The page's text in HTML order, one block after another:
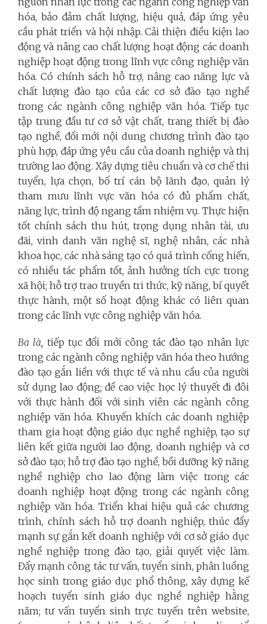
hóa, bảo đảm chất lượng, hiệu quả, đáp ứng yêu
cầu phát triển và hội nhập.Cải thiện điều kiện lao
động và nâng cao chất lượng hoạt động các doanh
nghiệp hoạt động trong lĩnh vựccông nghiệp văn
hóa.Có chính sách hỗ trợ, nâng cao năng lực và
chất lượng đào tạo của các cơ sở đào tạo nghề
trong các ngành công nghiệp văn hóa. Tiếp tục
tập trung đầu tư cơ sở vật chất, trang thiết bị đào
tạo nghề, đổi mới nội dung chương trình đào tạo
phù hợp, đáp ứng yêu cầu của doanh nghiệp và thị
trường lao động. Xây dựng tiêu chuẩn và cơ chế thi
tuyển, lựa chọn, bố trí cán bộ lãnh đạo, quản lý
tham mưu lĩnh vực văn hóa có đủ phẩm chất,
năng lực, trình độ ngang tầm nhiệm vụ. Thực hiện
tốt chính sách thu hút, trọng dụng nhân tài, ưu
đãi, vinh danh văn nghệ sĩ, nghệ nhân, các nhà
khoa học, các nhà sáng tạo có quá trình cống hiến,
có nhiều tác phẩm tốt, ảnh hưởng tích cực trong
xã hội; hỗ trợ trao truyền tri thức, kỹ năng, bí quyết
thực hành, một số hoạt động khác có liên quan
trong các lĩnh vực công nghiệp văn hóa.
Ba là, tiếp tục đổi mới công tác đào tạo nhân lực
trong các ngành công nghiệp văn hóa theo hướng
đào tạo gắn liền với thực tế và nhu cầu của người
sử dụng lao động; đề cao việc học lý thuyết đi đôi
với thực hành đối với sinh viên các ngành công
nghiệp văn hóa. Khuyến khích các doanh nghiệp
tham gia hoạt động giáo dục nghề nghiệp, tạo sự
liên kết giữa người lao động, doanh nghiệp và cơ
sở đào tạo; hỗ trợ đào tạo nghề, bồi dưỡng kỹ năng
nghề nghiệp cho lao động làm việc trong các
doanh nghiệp hoạt động trong các ngành công
nghiệp văn hóa. Triển khai hiệu quả các chương
trình, chính sách hỗ trợ doanh nghiệp, thúc đẩy
mạnh sự gắn kết doanh nghiệp với cơ sở giáo dục
nghề nghiệp trong đào tạo, giải quyết việc làm.
Đẩy mạnh công tác tư vấn, tuyển sinh, phân luồng
học sinh trong giáo dục phổ thông, xây dựng kế
hoạch tuyển sinh giáo dục nghề nghiệp hằng
năm; tư vấn tuyển sinh trực tuyến trên website,